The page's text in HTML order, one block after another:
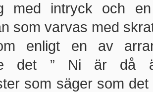
med intryck och
som varvas med
enligt en av
det ” Ni är då
som säger som